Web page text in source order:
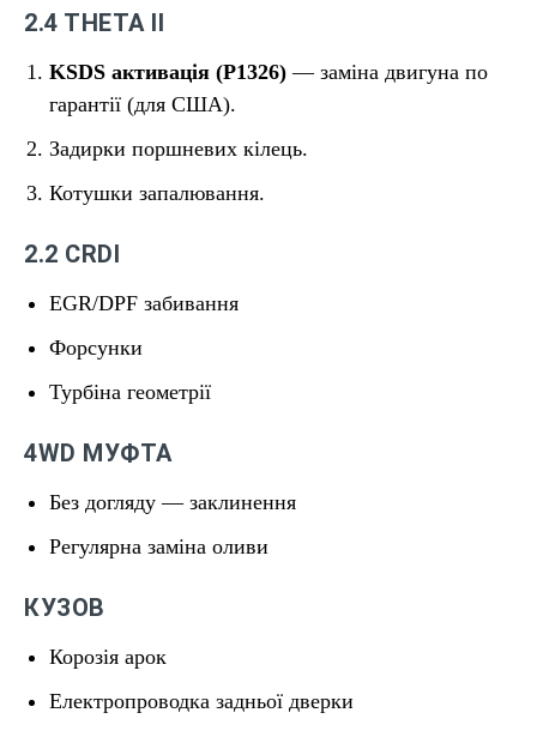
2.4 THETA II
KSDS активація (P1326) — заміна двигуна по
гарантії (для США).
Задирки поршневих кілець.
Котушки запалювання.
2.2 CRDI
EGR/DPF забивання
Форсунки
Турбіна геометрії
4WD МУФТА
Без догляду — заклинення
Регулярна заміна оливи
КУЗОВ
Корозія арок
Електропроводка задньої дверки